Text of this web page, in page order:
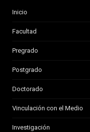
Inicio
Facultad
Pregrado
Postgrado
Doctorado
Vinculación con el Medio
Investigación